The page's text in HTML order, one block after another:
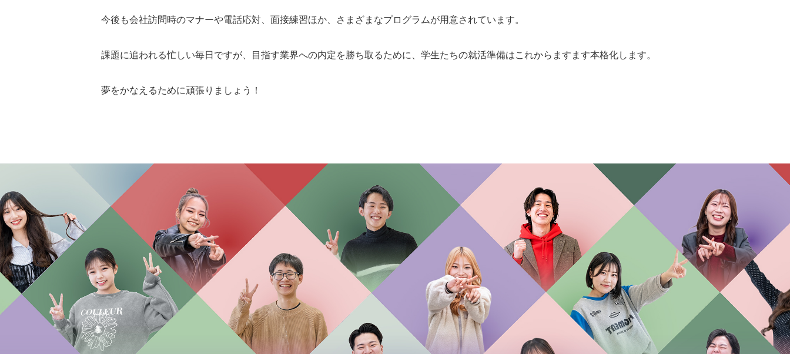
今後も会社訪問時のマナーや電話応対、面接練習ほか、さまざまなプログラムが用意されています。
課題に追われる忙しい毎日ですが、目指す業界への内定を勝ち取るために、学生たちの就活準備はこれからますます本格化します。
夢をかなえるために頑張りましょう！